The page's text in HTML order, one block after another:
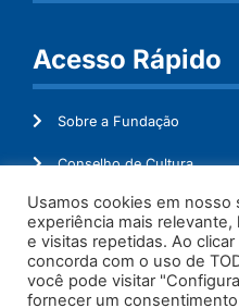
Acesso Rápido
Sobre a Fundação
Conselho de Cultura
Mapeamento Cultural
Transparência
Ouvidoria
Usamos cookies em nosso
experiência mais
e visitas repetidas. Ao
concorda com o uso de
você pode visitar
fornecer um